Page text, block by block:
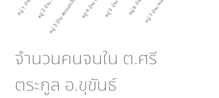
หมู่ 3 บ้าน สนวนตะวันออก
จำนวนคนจนใน ต.ศรี
ตระกูล อ.ขุขันธ์